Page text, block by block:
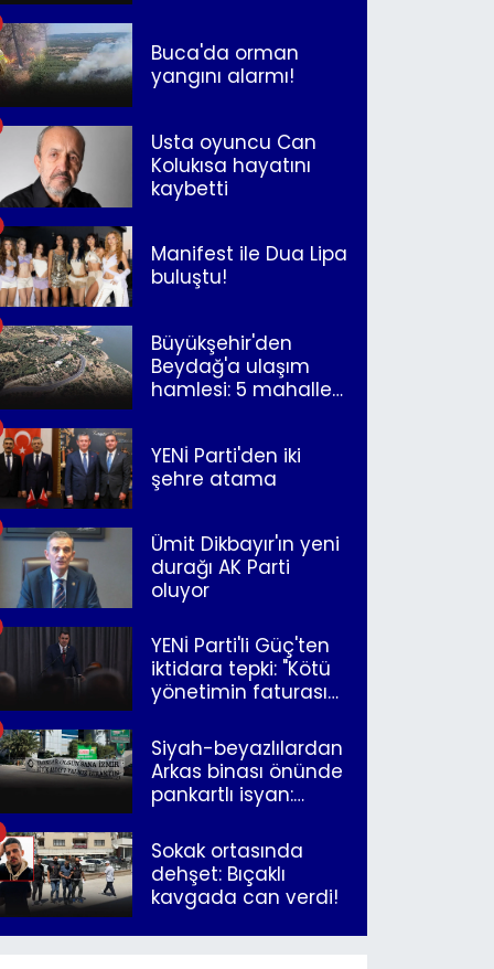
Buca'da orman
yangını alarmı!
Usta oyuncu Can
Kolukısa hayatını
kaybetti
Manifest ile Dua Lipa
buluştu!
Büyükşehir'den
Beydağ'a ulaşım
hamlesi: 5 mahalle
YENİ Parti'den iki
şehre atama
Ümit Dikbayır'ın yeni
durağı AK Parti
oluyor
YENİ Parti'li Güç'ten
iktidara tepki: "Kötü
yönetimin faturasını
Siyah-beyazlılardan
Arkas binası önünde
pankartlı isyan:
İzmir"
Sokak ortasında
dehşet: Bıçaklı
kavgada can verdi!